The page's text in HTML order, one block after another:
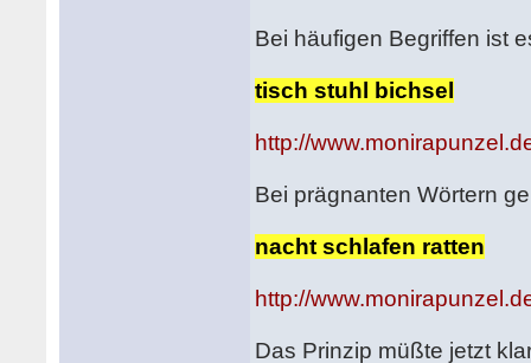
Bei häufigen Begriffen ist
tisch stuhl bichsel
http://
Bei prägnanten Wörtern
nacht schlafen ratten
http://
Das Prinzip müßte jetzt